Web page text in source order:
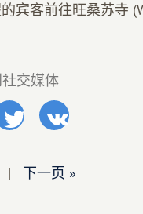
客前往旺桑苏寺
交媒体
| 下一页 »